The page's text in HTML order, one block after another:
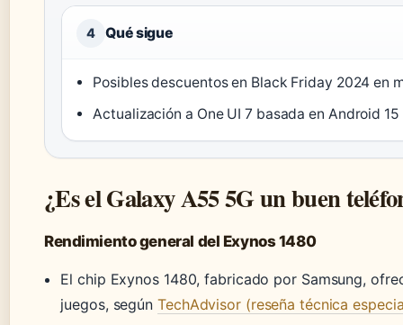
4 Qué sigue
Posibles descuentos en Black Friday 2024 en
Actualización a One UI 7 basada en Android
¿Es el Galaxy A55 5G un buen
Rendimiento general del Exynos 1480
El chip Exynos 1480, fabricado por Samsung,
juegos, según TechAdvisor (reseña técnica